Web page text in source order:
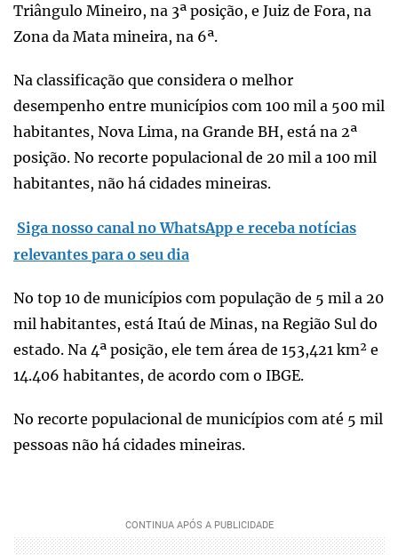
Triângulo Mineiro, na 3ª posição, e Juiz de Fora, na
Zona da Mata mineira, na 6ª.
Na classificação que considera o melhor
desempenho entre municípios com 100 mil a 500 mil
habitantes, Nova Lima, na Grande BH, está na 2ª
posição. No recorte populacional de 20 mil a 100 mil
habitantes, não há cidades mineiras.
Siga nosso canal no WhatsApp e receba notícias
relevantes para o seu dia
No top 10 de municípios com população de 5 mil a 20
mil habitantes, está Itaú de Minas, na Região Sul do
estado. Na 4ª posição, ele tem área de 153,421 km² e
14.406 habitantes, de acordo com o IBGE.
No recorte populacional de municípios com até 5 mil
pessoas não há cidades mineiras.